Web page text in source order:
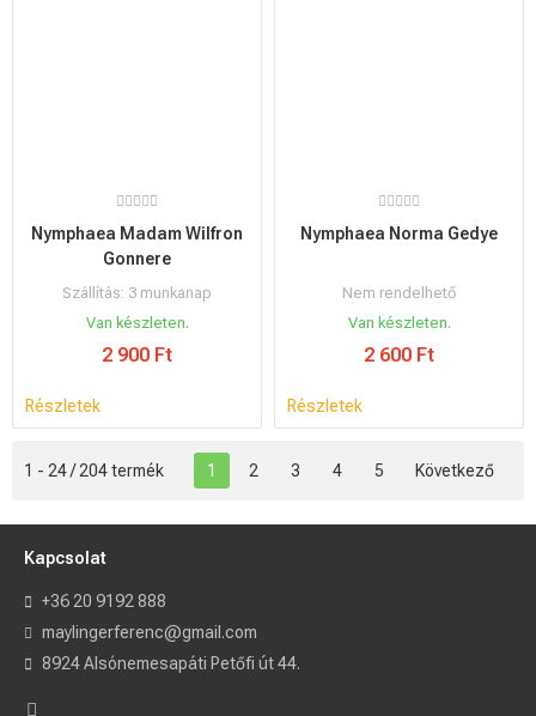
Nymphaea Madam Wilfron
Gonnere
Szállítás: 3 munkanap
Van készleten.
2 900 Ft
Részletek
Nymphaea Norma Gedye
Nem rendelhető
Van készleten.
2 600 Ft
Részletek
1 - 24 / 204 termék 1 2 3 4 5 Következő
Kapcsolat
+36 20 9192 888
maylingerferenc@gmail.com
8924 Alsónemesapáti Petőfi út 44.